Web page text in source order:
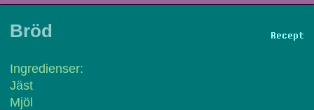
Recept
Bröd
Ingredienser:
Jäst
Mjöl